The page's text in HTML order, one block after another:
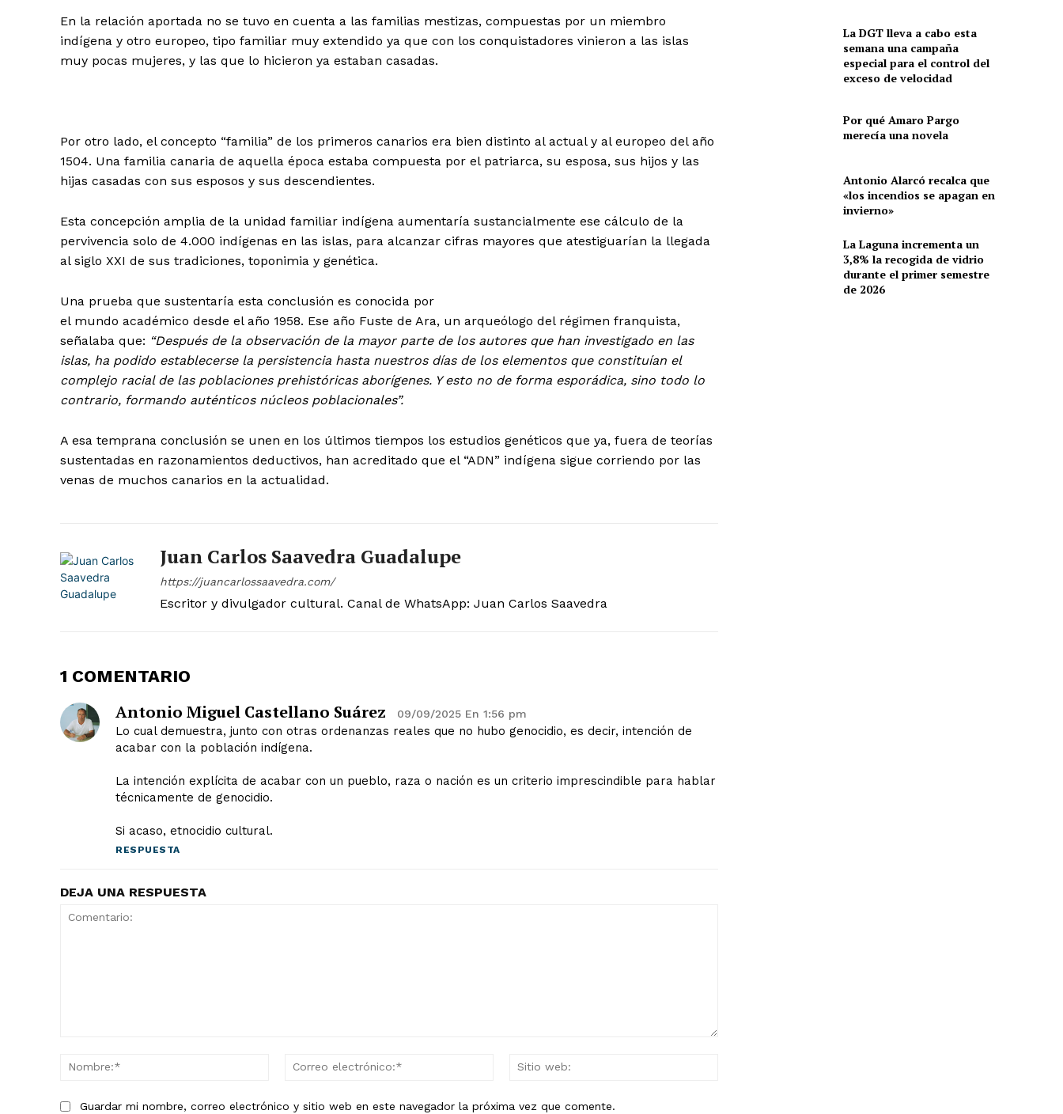
Grupo
Doce Más Una
Página 13
Somos una empresa dedicada, entre otras actividades, a
la gestión de este diario digital independiente,
impulsados por la pasión, el pensamiento crítico y el
reflexión y contribuyan a una sociedad más informada y
plural.
voces y realidades, siempre desde la honestidad y la
responsabilidad editorial.
Gracias por acompañarnos en este camino.
En la relación aportada no se tuvo en cuenta a las familias mestizas, compuestas por un miembro
indígena y otro europeo, tipo familiar muy extendido ya que con los conquistadores vinieron a las islas
muy pocas mujeres, y las que lo hicieron ya estaban casadas.
Por otro lado, el concepto “familia” de los primeros canarios era bien distinto al actual y al europeo del año
1504. Una familia canaria de aquella época estaba compuesta por el patriarca, su esposa, sus hijos y las
hijas casadas con sus esposos y sus descendientes.
Esta concepción amplia de la unidad familiar indígena aumentaría sustancialmente ese cálculo de la
pervivencia solo de 4.000 indígenas en las islas, para alcanzar cifras mayores que atestiguarían la llegada
al siglo XXI de sus tradiciones, toponimia y genética.
Una prueba que sustentaría esta conclusión es conocida por
el mundo académico desde el año 1958. Ese año Fuste de Ara, un arqueólogo del régimen franquista,
señalaba que: “Después de la observación de la mayor parte de los autores que han investigado en las
islas, ha podido establecerse la persistencia hasta nuestros días de los elementos que constituían el
complejo racial de las poblaciones prehistóricas aborígenes. Y esto no de forma esporádica, sino todo lo
contrario, formando auténticos núcleos poblacionales”.
A esa temprana conclusión se unen en los últimos tiempos los estudios genéticos que ya, fuera de teorías
sustentadas en razonamientos deductivos, han acreditado que el “ADN” indígena sigue corriendo por las
venas de muchos canarios en la actualidad.
Juan Carlos Saavedra Guadalupe
https://juancarlossaavedra.com/
Escritor y divulgador cultural. Canal de WhatsApp: Juan Carlos Saavedra
1 COMENTARIO
Antonio Miguel Castellano Suárez 09/09/2025 En 1:56 pm
Lo cual demuestra, junto con otras ordenanzas reales que no hubo genocidio, es decir, intención de
acabar con la población indígena.
La intención explícita de acabar con un pueblo, raza o nación es un criterio imprescindible para hablar
técnicamente de genocidio.
Si acaso, etnocidio cultural.
RESPUESTA
DEJA UNA RESPUESTA
Nombre:*
Correo
Guardar mi nombre, correo electrónico y sitio web en este navegador la próxima vez que comente.
La DGT lleva a cabo esta
semana una campaña
especial para el control del
exceso de velocidad
Por qué Amaro Pargo
merecía una novela
Antonio Alarcó recalca que
«los incendios se apagan en
invierno»
La Laguna incrementa un
3,8% la recogida de vidrio
durante el primer semestre
de 2026